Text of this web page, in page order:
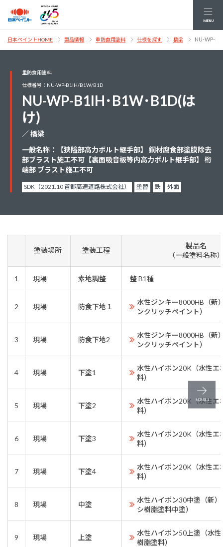
MENU
日本ペイントHOME 製品情報 重防食用塗料 仕様を探す 橋梁 NU-WP-
重防食用塗料
仕様番号：NU-WP-B1IH/B1W/B1D
NU-WP-B1IH･B1W･B1D(は
け)
／ 橋梁
一般名称：【狭隘部高力ボルト継手部】 鋼材腐食部塗膜除去
部ブラスト施工不可【裏面吸音板等内高力ボルト継手部】 桁
端部 ブラスト施工不可
SDK（2021.10 首都高速道路株式会社） 塗替 鉄 外面
塗装場所 塗装工程
製品名
（一般塗料名称
1 現場 素地調整 整 B1種
2 現場 防食下地１
水性ジンキー8000HB（新
ンクリッチペイント）
3 現場 防食下地2
水性ジンキー8000HB（新
ンクリッチペイント）
4 現場 下塗1
水性ハイポン20K（水性エ
料）
5 現場 下塗2
水性ハイポン20K（水性エ
料）
6 現場 下塗3
水性ハイポン20K（水性エ
料）
7 現場 下塗4
水性ハイポン20K（水性エ
料）
8 現場 中塗
水性ハイポン30中塗（新
シ樹脂塗料中塗）
9 現場 上塗
水性ハイポン50上塗（水
樹脂塗料）